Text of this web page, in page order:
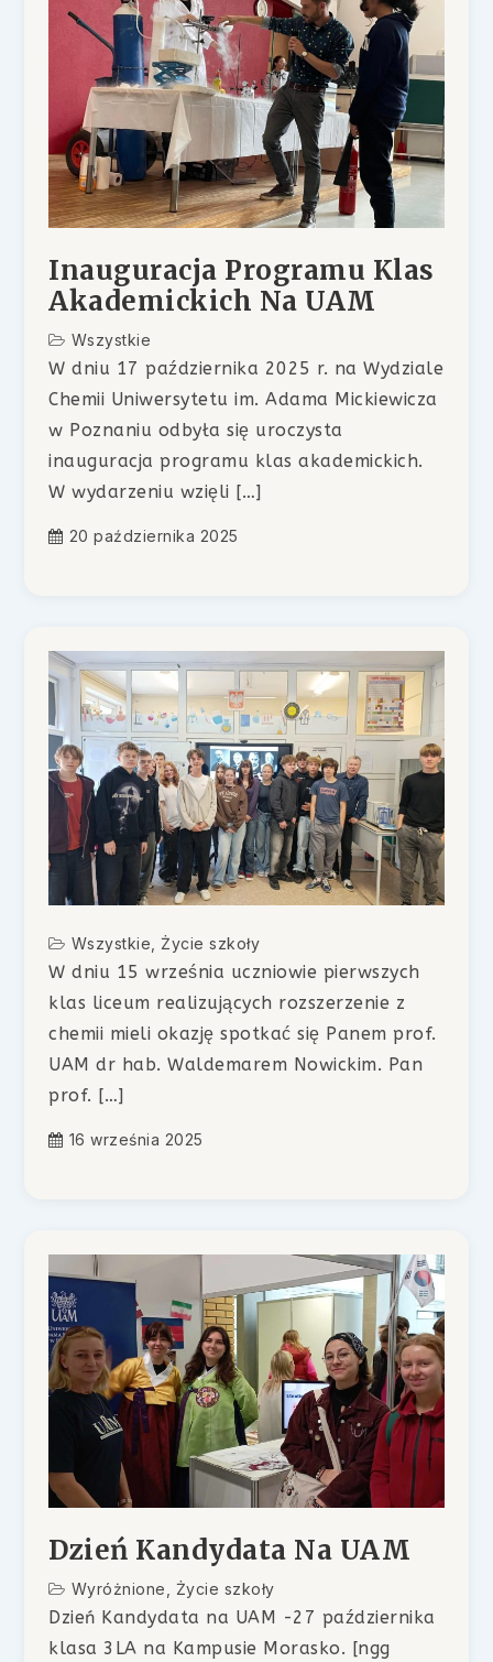
Inauguracja Programu Klas
Akademickich Na UAM
Wszystkie
W dniu 17 października 2025 r. na Wydziale
Chemii Uniwersytetu im. Adama Mickiewicza
w Poznaniu odbyła się uroczysta
inauguracja programu klas akademickich.
W wydarzeniu wzięli […]
20 października 2025
Wszystkie ,Życie szkoły
W dniu 15 września uczniowie pierwszych
klas liceum realizujących rozszerzenie z
chemii mieli okazję spotkać się Panem prof.
UAM dr hab. Waldemarem Nowickim. Pan
prof. […]
16 września 2025
Dzień Kandydata Na UAM
Wyróżnione, Życie szkoły
Dzień Kandydata na UAM -27 października
klasa 3LA na Kampusie Morasko. [ngg